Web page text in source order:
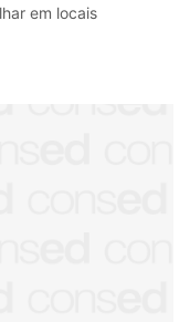
em locais